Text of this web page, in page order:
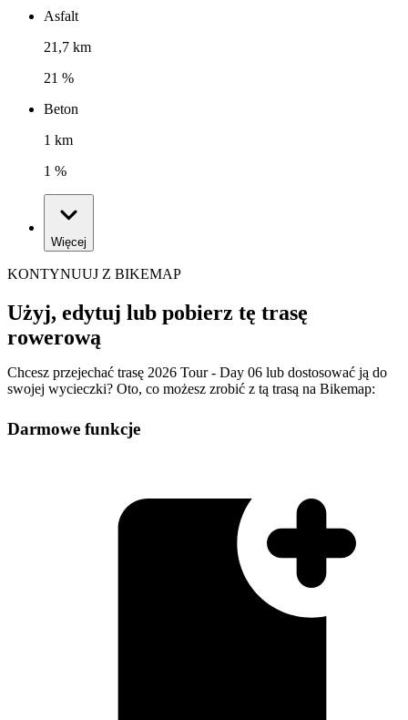
Asfalt
21,7 km
21 %
Beton
1 km
1 %
Więcej
KONTYNUUJ Z BIKEMAP
Użyj, edytuj lub pobierz tę trasę
rowerową
Chcesz przejechać trasę 2026 Tour - Day 06 lub dostosować ją do
swojej wycieczki? Oto, co możesz zrobić z tą trasą na Bikemap:
Darmowe funkcje